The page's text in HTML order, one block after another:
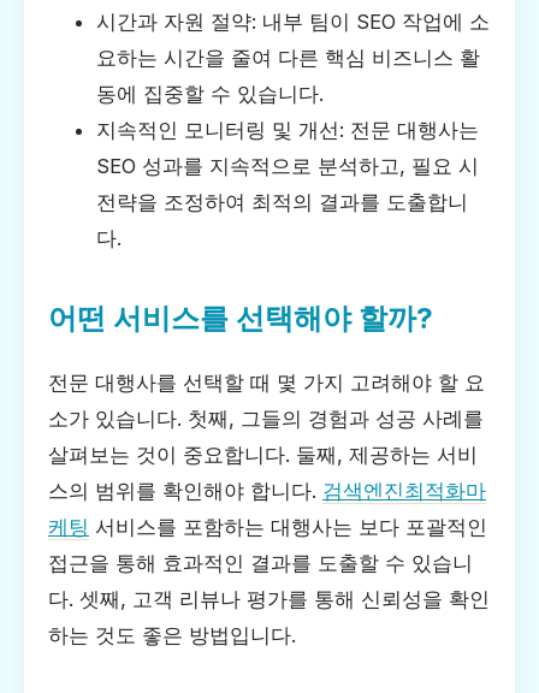
시간과 자원 절약: 내부 팀이 SEO 작업에 소
요하는 시간을 줄여 다른 핵심 비즈니스 활
동에 집중할 수 있습니다.
지속적인 모니터링 및 개선: 전문 대행사는
SEO 성과를 지속적으로 분석하고, 필요 시
전략을 조정하여 최적의 결과를 도출합니
다.
어떤 서비스를 선택해야 할까?
전문 대행사를 선택할 때 몇 가지 고려해야 할 요
소가 있습니다. 첫째, 그들의 경험과 성공 사례를
살펴보는 것이 중요합니다. 둘째, 제공하는 서비
스의 범위를 확인해야 합니다. 검색엔진최적화마
케팅 서비스를 포함하는 대행사는 보다 포괄적인
접근을 통해 효과적인 결과를 도출할 수 있습니
다. 셋째, 고객 리뷰나 평가를 통해 신뢰성을 확인
하는 것도 좋은 방법입니다.